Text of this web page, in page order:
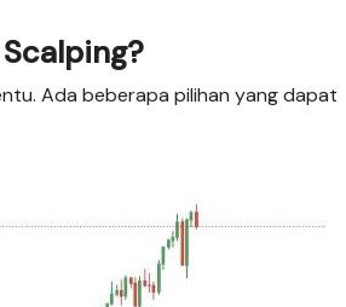
Ada beberapa pilihan yang dapat